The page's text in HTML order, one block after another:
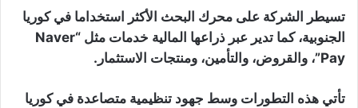
تسيطر الشركة على محرك البحث الأكثر استخداما في كوريا
الجنوبية، كما تدير عبر ذراعها المالية خدمات مثل “Naver
Pay”، والقروض، والتأمين، ومنتجات الاستثمار.
تأتي هذه التطورات وسط جهود تنظيمية متصاعدة في كوريا